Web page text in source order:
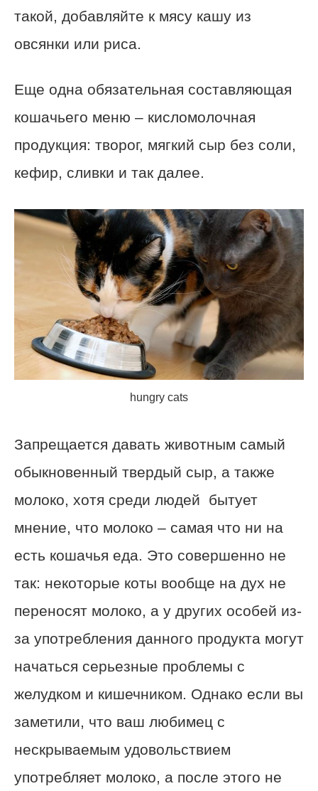
такой, добавляйте к мясу кашу из
овсянки или риса.
Еще одна обязательная составляющая
кошачьего меню – кисломолочная
продукция: творог, мягкий сыр без соли,
кефир, сливки и так далее.
hungry cats
Запрещается давать животным самый
обыкновенный твердый сыр, а также
молоко, хотя среди людей бытует
мнение, что молоко – самая что ни на
есть кошачья еда. Это совершенно не
так: некоторые коты вообще на дух не
переносят молоко, а у других особей из-
за употребления данного продукта могут
начаться серьезные проблемы с
желудком и кишечником. Однако если вы
заметили, что ваш любимец с
нескрываемым удовольствием
употребляет молоко, а после этого не